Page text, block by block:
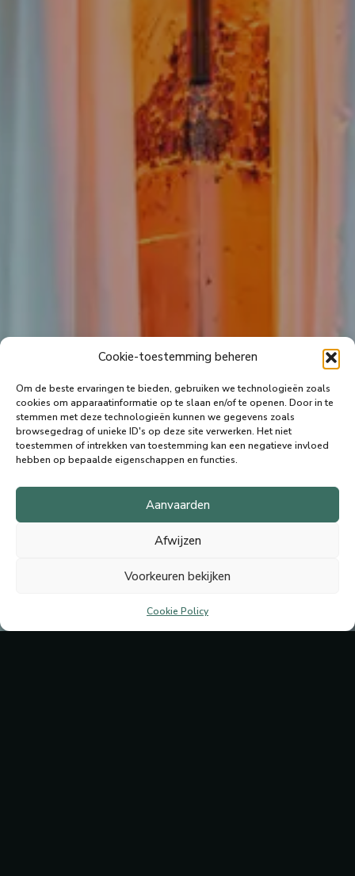
Cookie-toestemming beheren
Om de beste ervaringen te bieden, gebruiken we technologieën zoals
cookies om apparaatinformatie op te slaan en/of te openen. Door in te
stemmen met deze technologieën kunnen we gegevens zoals
browsegedrag of unieke ID's op deze site verwerken. Het niet
toestemmen of intrekken van toestemming kan een negatieve invloed
hebben op bepaalde eigenschappen en functies.
Aanvaarden
Afwijzen
Voorkeuren bekijken
Cookie Policy